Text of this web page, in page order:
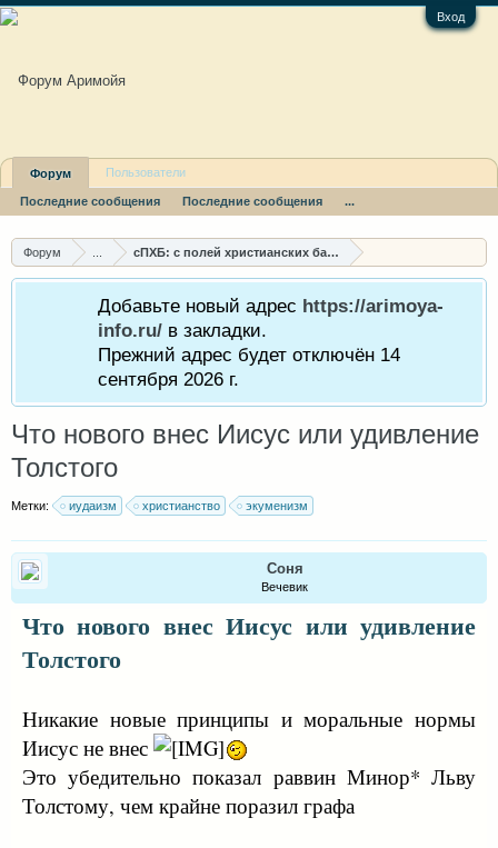
Вход
Форум сПХБ: с полей христианских баталий
Добавьте новый адрес https://arimoya-
info.ru/ в закладки.
Прежний адрес будет отключён 14
сентября 2026 г.
Что нового внес Иисус или удивление
Толстого
Метки: иудаизм христианство экуменизм
Соня
Вечевик
Что нового внес Иисус или удивление
Толстого
Никакие новые принципы и моральные нормы
Иисус не внес
Это убедительно показал раввин Минор* Льву
Толстому, чем крайне поразил графа
Форум
Последние сообщения Последние сообщения ...
Пользователи